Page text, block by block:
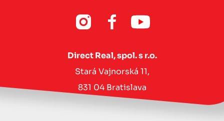
Direct Real, spol. s r.o.
Stará Vajnorská 11,
831 04 Bratislava